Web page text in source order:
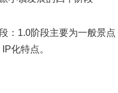
1.0阶段主要为一般景点
化特点。